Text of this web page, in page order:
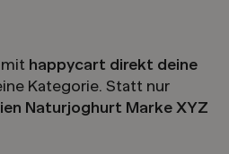
happycart direkt deine
Kategorie. Statt nur
Naturjoghurt Marke XYZ